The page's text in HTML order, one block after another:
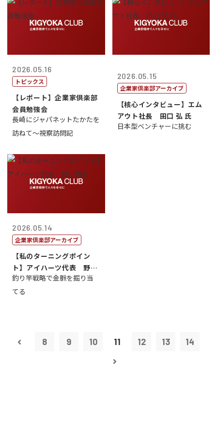
2026.05.16
トピックス
【レポート】企業家倶楽部
会員勉強会
長崎にジャパネットたかたを
訪ねて～視察訪問記
2026.05.15
企業家倶楽部アーカイブ
【核心インタビュー】エム
アウト社長 田口 弘 氏
日本型ベンチャーに挑む
2026.05.14
企業家倶楽部アーカイブ
【私のターニングポイン
ト】アイハーツ代表 野田
憲史
釣り竿戦略で金脈を掘り当
てる
8 9 10 11 12 13 14